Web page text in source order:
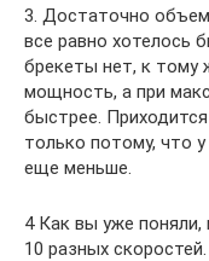
3. Достаточно
все равно хотелось
брекеты нет, к
мощность, а при
быстрее.
только потому, что
еще меньше.
4 Как вы уже
10 разных